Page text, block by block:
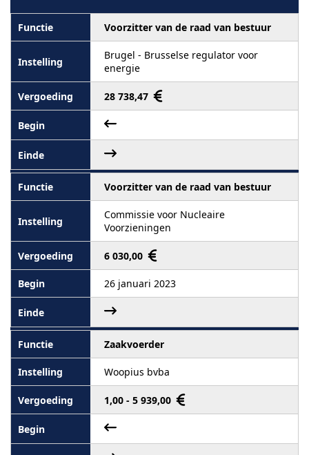
Voorzitter van de raad van bestuur
Brugel - Brusselse regulator voor
energie
28 738,47
Voorzitter van de raad van bestuur
Commissie voor Nucleaire
Voorzieningen
6 030,00
26 januari 2023
Zaakvoerder
Woopius bvba
1,00 - 5 939,00